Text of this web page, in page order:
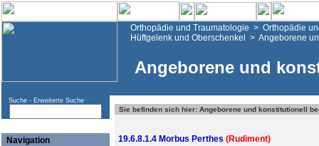
Orthopädie und Traumatologie > Orthopädie
Hüftgelenk und Oberschenkel
> Angeborene
Angeborene und
Suche - Erweiterte Suche
Navigation
Sie befinden sich hier: Angeborene und konstitutionell
19.6.8.1.4 Morbus Perthes (Rudiment)